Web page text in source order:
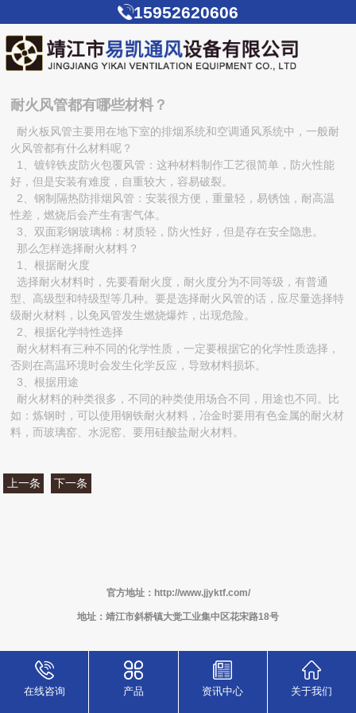
15952620606
耐火风管都有哪些材料？
耐火板风管主要用在地下室的排烟系统和空调通风系统中，一般耐
火风管都有什么材料呢？
1、镀锌铁皮防火包覆风管：这种材料制作工艺很简单，防火性能
好，但是安装有难度，自重较大，容易破裂。
2、钢制隔热防排烟风管：安装很方便，重量轻，易锈蚀，耐高温
性差，燃烧后会产生有害气体。
3、双面彩钢玻璃棉：材质轻，防火性好，但是存在安全隐患。
那么怎样选择耐火材料？
1、根据耐火度
选择耐火材料时，先要看耐火度，耐火度分为不同等级，有普通
型、高级型和特级型等几种。要是选择耐火风管的话，应尽量选择特
级耐火材料，以免风管发生燃烧爆炸，出现危险。
2、根据化学特性选择
耐火材料有三种不同的化学性质，一定要根据它的化学性质选择，
否则在高温环境时会发生化学反应，导致材料损坏。
3、根据用途
耐火材料的种类很多，不同的种类使用场合不同，用途也不同。比
如：炼钢时，可以使用钢铁耐火材料，冶金时要用有色金属的耐火材
料，而玻璃窑、水泥窑、要用硅酸盐耐火材料。
上一条 下一条
官方地址：http://www.jjyktf.com/
地址：靖江市斜桥镇大觉工业集中区花宋路18号
在线咨询 产品 资讯中心 关于我们